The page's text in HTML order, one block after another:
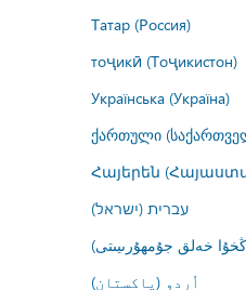
Татар (Россия)
тоҷикӣ (Тоҷикистон)
Українська (Україна)
ქართული
Հայերեն
עברית (ישראל)
خەلق جۇمھۇرىيىتى)
اُردو (پاکستان)